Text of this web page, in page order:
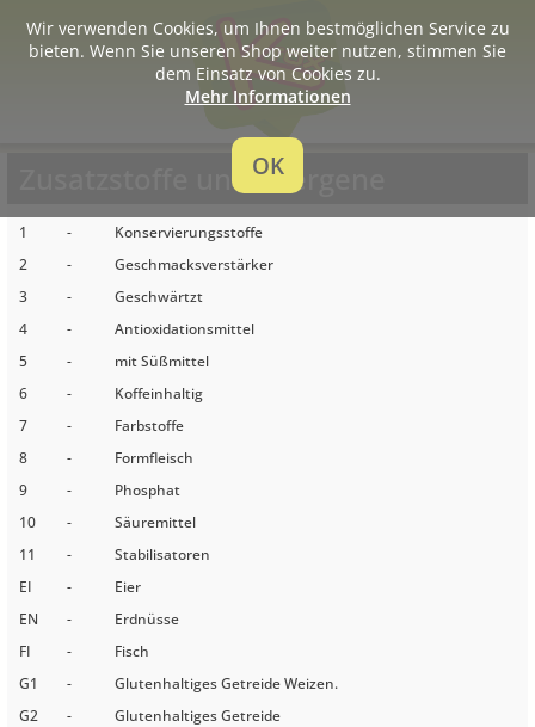
Zusatzstoffe und Allergene
1 -
Konservierungsstoffe
2
-
Geschmacksverstärker
3
-
Geschwärtzt
4
-
Antioxidationsmittel
5
-
mit Süßmittel
6
-
Koffeinhaltig
7
-
Farbstoffe
8
-
Formfleisch
9
-
Phosphat
10
-
Säuremittel
11
-
Stabilisatoren
EI
-
Eier
EN
-
Erdnüsse
FI
-
Fisch
G1
-
Glutenhaltiges Getreide Weizen.
G2
-
Glutenhaltiges Getreide
Wir verwenden Cookies, um Ihnen bestmöglichen Service zu
bieten. Wenn Sie unseren Shop weiter nutzen, stimmen Sie
dem Einsatz von Cookies zu.
Mehr Informationen
OK